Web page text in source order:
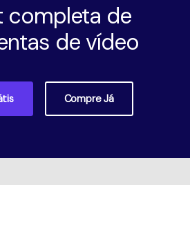
completa de
de vídeo
Compre Já